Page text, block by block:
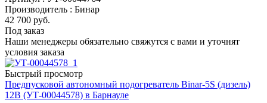
Производитель : Бинар
42 700 руб.
Под заказ
Наши менеджеры обязательно свяжутся с вами и уточнят
условия заказа
Быстрый просмотр
Предпусковой автономный подогреватель Binar-5S (дизель)
12В (УТ-00044578) в Барнауле